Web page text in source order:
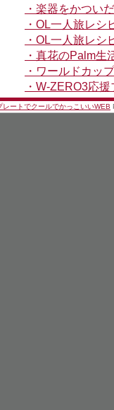
・楽器をかつい
・OL一人旅レシ
・OL一人旅レシ
・真花のPalm
・ワールドカッ
・W-ZERO3応